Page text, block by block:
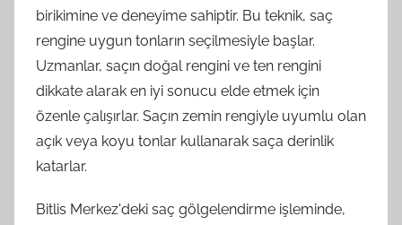
birikimine ve deneyime sahiptir. Bu teknik, saç
rengine uygun tonların seçilmesiyle başlar.
Uzmanlar, saçın doğal rengini ve ten rengini
dikkate alarak en iyi sonucu elde etmek için
özenle çalışırlar. Saçın zemin rengiyle uyumlu olan
açık veya koyu tonlar kullanarak saça derinlik
katarlar.
Bitlis Merkez'deki saç gölgelendirme işleminde,